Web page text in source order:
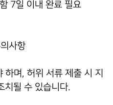
7일 이내 완료 필요
사항
하며, 허위 서류 제출 시 지
치될 수 있습니다.